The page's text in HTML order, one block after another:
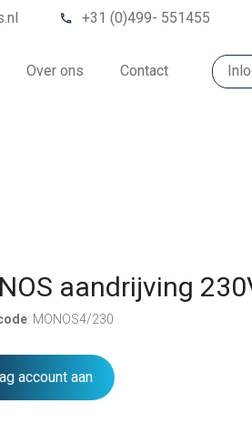
+31 (0)499- 551455
Over ons Contact
aandrijving
: MONOS4/230
account aan